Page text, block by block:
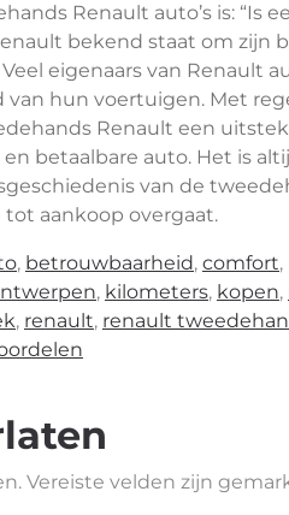
Renault auto’s is: “Is
bekend staat om zijn
eigenaars van Renault
hun voertuigen. Met
Renault een
betaalbare auto. Het is
van de
aankoop overgaat.
, betrouwbaarheid, comfort,
, kilometers, kopen,
, renault, renault
Vereiste velden zijn